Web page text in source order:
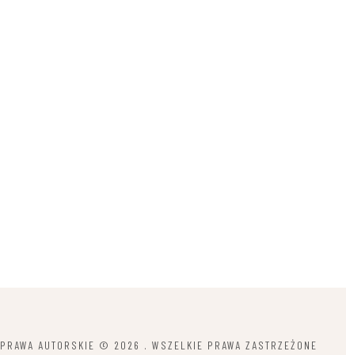
PRAWA AUTORSKIE © 2026 . WSZELKIE PRAWA ZASTRZEŻONE